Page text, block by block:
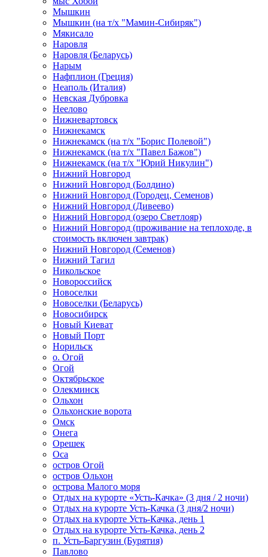
Мышкин
Мышкин (на т/х "Мамин-Сибиряк")
Мякисало
Наровля
Наровля (Беларусь)
Нарым
Нафплион (Греция)
Неаполь (Италия)
Невская Дубровка
Неелово
Нижневартовск
Нижнекамск
Нижнекамск (на т/х "Борис Полевой")
Нижнекамск (на т/х "Павел Бажов")
Нижнекамск (на т/х "Юрий Никулин")
Нижний Новгород
Нижний Новгород (Болдино)
Нижний Новгород (Городец, Семенов)
Нижний Новгород (Дивеево)
Нижний Новгород (озеро Светлояр)
Нижний Новгород (проживание на теплоходе, в
стоимость включен завтрак)
Нижний Новгород (Семенов)
Нижний Тагил
Никольское
Новороссийск
Новоселки
Новоселки (Беларусь)
Новосибирск
Новый Киеват
Новый Порт
Норильск
о. Огой
Огой
Октябрьское
Олекминск
Ольхон
Ольхонские ворота
Омск
Онега
Орешек
Оса
остров Огой
остров Ольхон
острова Малого моря
Отдых на курорте «Усть-Качка» (3 дня / 2 ночи)
Отдых на курорте Усть-Качка (3 дня/2 ночи)
Отдых на курорте Усть-Качка, день 1
Отдых на курорте Усть-Качка, день 2
п. Усть-Баргузин (Бурятия)
Павлово